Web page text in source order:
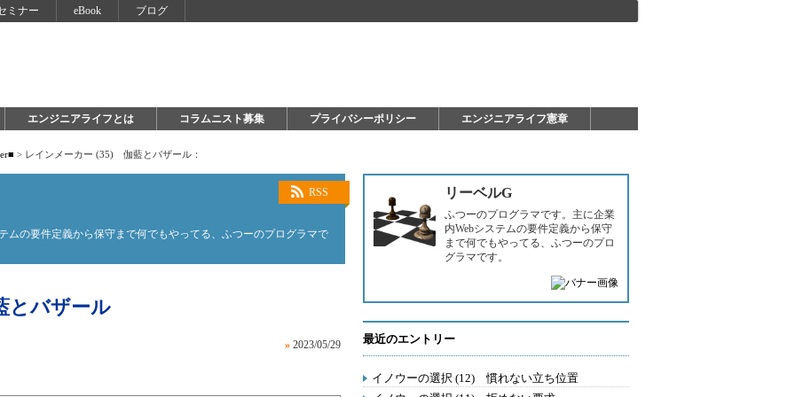
ミナー eBook ブログ
エンジニアライフとは コラムニスト募集 プライバシーポリシー エンジニアライフ憲章
> レインメーカー (35) 伽藍とバザール：
RSS
ムの要件定義から保守まで何でもやってる、ふつーのプログラマで
とバザール
» 2023/05/29
リーベルG
ふつーのプログラマです。主に企業
内Webシステムの要件定義から保守
まで何でもやってる、ふつーのプロ
グラマです。
最近のエントリー
イノウーの選択 (12) 慣れない立ち位置